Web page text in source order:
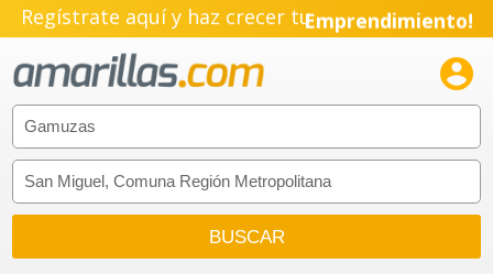
Regístrate aquí y haz crecer tuEmprendimiento!
